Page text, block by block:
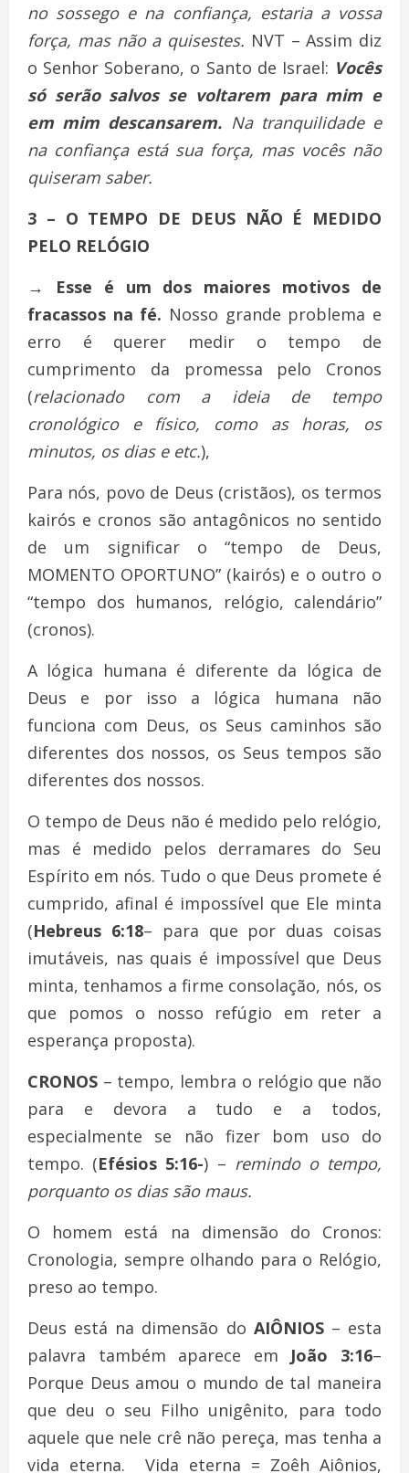
no sossego e na confiança, estaria a vossa
força, mas não a quisestes. NVT – Assim diz
o Senhor Soberano, o Santo de Israel: Vocês
só serão salvos se voltarem para mim e
em mim descansarem. Na tranquilidade e
na confiança está sua força, mas vocês não
quiseram saber.
3 – O TEMPO DE DEUS NÃO É MEDIDO
PELO RELÓGIO
→ Esse é um dos maiores motivos de
fracassos na fé. Nosso grande problema e
erro é querer medir o tempo de
cumprimento da promessa pelo Cronos
(relacionado com a ideia de tempo
cronológico e físico, como as horas, os
minutos, os dias e etc.),
Para nós, povo de Deus (cristãos), os termos
kairós e cronos são antagônicos no sentido
de um significar o “tempo de Deus,
MOMENTO OPORTUNO” (kairós) e o outro o
“tempo dos humanos, relógio, calendário”
(cronos).
A lógica humana é diferente da lógica de
Deus e por isso a lógica humana não
funciona com Deus, os Seus caminhos são
diferentes dos nossos, os Seus tempos são
diferentes dos nossos.
O tempo de Deus não é medido pelo relógio,
mas é medido pelos derramares do Seu
Espírito em nós. Tudo o que Deus promete é
cumprido, afinal é impossível que Ele minta
(Hebreus 6:18– para que por duas coisas
imutáveis, nas quais é impossível que Deus
minta, tenhamos a firme consolação, nós, os
que pomos o nosso refúgio em reter a
esperança proposta).
CRONOS – tempo, lembra o relógio que não
para e devora a tudo e a todos,
especialmente se não fizer bom uso do
tempo. (Efésios 5:16-) – remindo o tempo,
porquanto os dias são maus.
O homem está na dimensão do Cronos:
Cronologia, sempre olhando para o Relógio,
preso ao tempo.
Deus está na dimensão do AIÔNIOS– esta
palavra também aparece em João 3:16–
Porque Deus amou o mundo de tal maneira
que deu o seu Filho unigênito, para todo
aquele que nele crê não pereça, mas tenha a
vida eterna.
Vida eterna = Zoêh Aiônios,